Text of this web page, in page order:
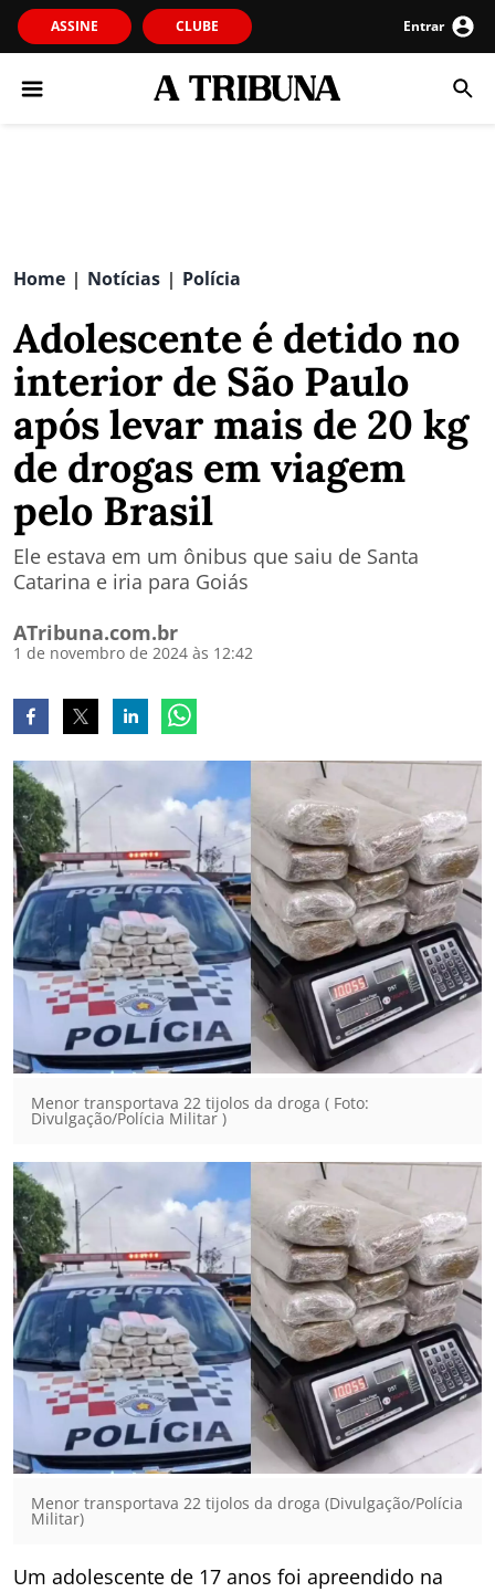
ASSINE CLUBE Entrar
Home | Notícias | Polícia
Adolescente é detido no
interior de São Paulo
após levar mais de 20 kg
de drogas em viagem
pelo Brasil
Ele estava em um ônibus que saiu de Santa
Catarina e iria para Goiás
ATribuna.com.br
1 de novembro de 2024 às 12:42
Menor transportava 22 tijolos da droga ( Foto:
Divulgação/Polícia Militar )
Menor transportava 22 tijolos da droga (Divulgação/Polícia
Militar)
Um adolescente de 17 anos foi apreendido na